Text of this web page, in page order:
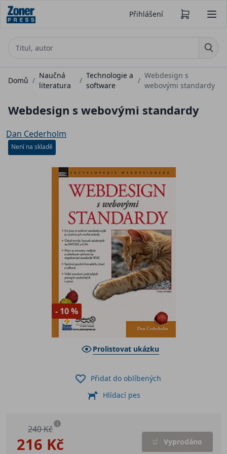
Přihlášení
Domů /
Naučná
literatura
/
Technologie a
software
/
Webdesign s
webovými standardy
Webdesign s webovými standardy
Dan Cederholm
Není na skladě
- 10 %
Prolistovat ukázku
216 Kč
240 Kč i
Vyprodáno
Přidat do oblíbených
Hlídací pes